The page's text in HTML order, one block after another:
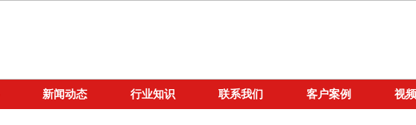
新闻动态 行业知识 联系我们 客户案例 视